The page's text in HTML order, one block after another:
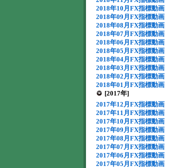
2018年10月FX指標動画
2018年09月FX指標動画
2018年08月FX指標動画
2018年07月FX指標動画
2018年06月FX指標動画
2018年05月FX指標動画
2018年04月FX指標動画
2018年03月FX指標動画
2018年02月FX指標動画
2018年01月FX指標動画
[2017年]
2017年12月FX指標動画
2017年11月FX指標動画
2017年10月FX指標動画
2017年09月FX指標動画
2017年08月FX指標動画
2017年07月FX指標動画
2017年06月FX指標動画
2017年05月FX指標動画